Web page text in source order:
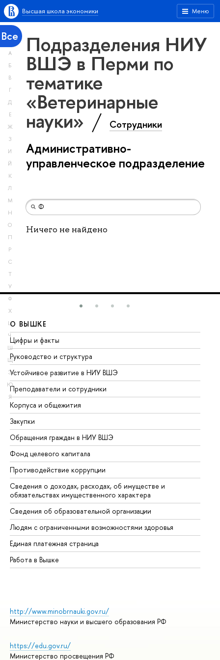
Меню
Высшая школа экономики
Все
А
Б
В
Г
Д
Е
Ж
З
И
Й
К
Л
М
Н
О
П
Р
С
Т
У
Ф
Х
Ц
Ч
Ш
Щ
Э
Ю
Я
Подразделения НИУ
ВШЭ в Перми по
тематике
«Ветеринарные
науки» Сотрудники
Административно-
управленческое подразделение
Ничего не найдено
О ВЫШКЕ
Цифры и факты
Руководство и структура
Устойчивое развитие в НИУ ВШЭ
Преподаватели и сотрудники
Корпуса и общежития
Закупки
Обращения граждан в НИУ ВШЭ
Фонд целевого капитала
Противодействие коррупции
Сведения о доходах, расходах, об имуществе и
обязательствах имущественного характера
Сведения об образовательной организации
Людям с ограниченными возможностями здоровья
Единая платежная страница
Работа в Вышке
http://www.minobrnauki.gov.ru/
Министерство науки и высшего образования РФ
https://edu.gov.ru/
Министерство просвещения РФ